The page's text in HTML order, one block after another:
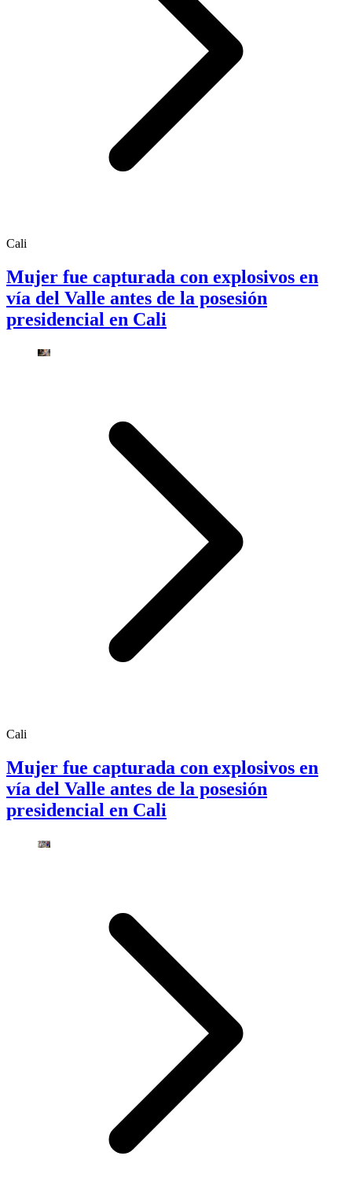
Cali
Mujer fue capturada con explosivos en
vía del Valle antes de la posesión
presidencial en Cali
Cali
Mujer fue capturada con explosivos en
vía del Valle antes de la posesión
presidencial en Cali